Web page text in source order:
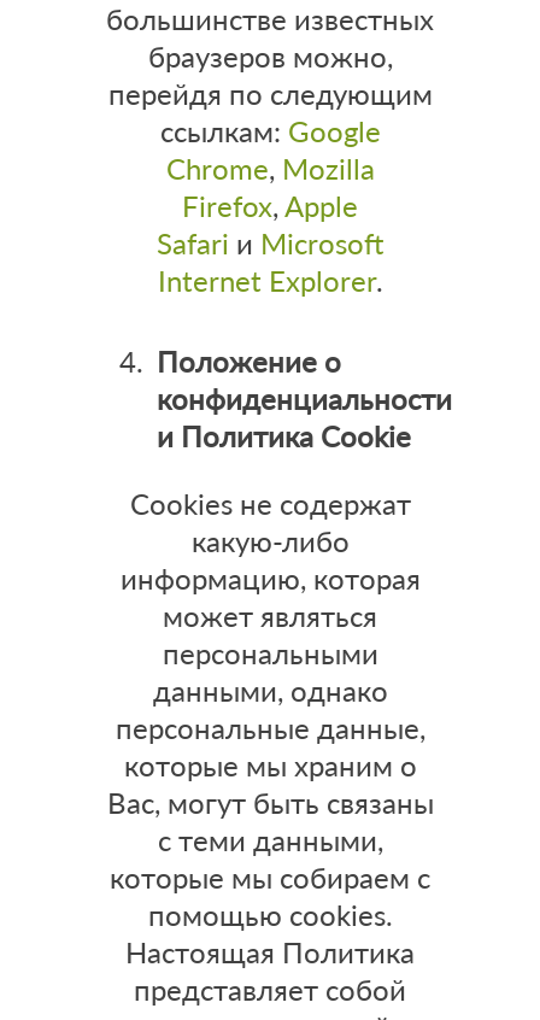
большинстве известных
браузеров можно,
перейдя по следующим
ссылкам: Google
Chrome, Mozilla
Firefox,Apple
Safari и Microsoft
Internet Explorer.
Положение о
конфиденциальности
и Политика Cookie
Cookies не содержат
какую-либо
информацию, которая
может являться
персональными
данными, однако
персональные данные,
которые мы храним о
Вас, могут быть связаны
с теми данными,
которые мы собираем с
помощью cookies.
Настоящая Политика
представляет собой